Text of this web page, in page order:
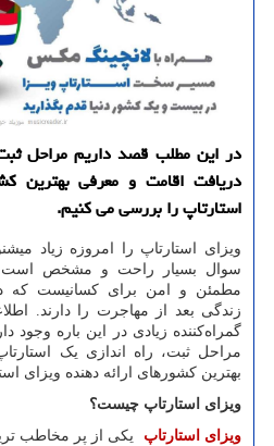
در این مطلب قصد داریم مراحل
دریافت اقامت و معرفی بهترین
استارتاپ را بررسی می کنیم.
ویزای استارتاپ را امروزه زیاد
سوال بسیار راحت و مشخص است
مطمئن و امن برای کسانیست که
زندگی بعد از مهاجرت را دارند.
گمراهکننده زیادی در این باره وجود
مراحل ثبت، راه اندازی یک
بهترین کشورهای ارائه دهنده ویزای
ویزای استارتاپ چیست؟
ویزای استارتاپ یکی از پر مخاطب